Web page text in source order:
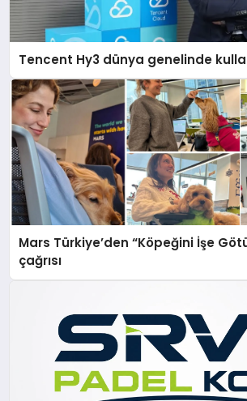
Tencent Hy3 dünya genelinde
Mars Türkiye’den “Köpeğini İşe
çağrısı